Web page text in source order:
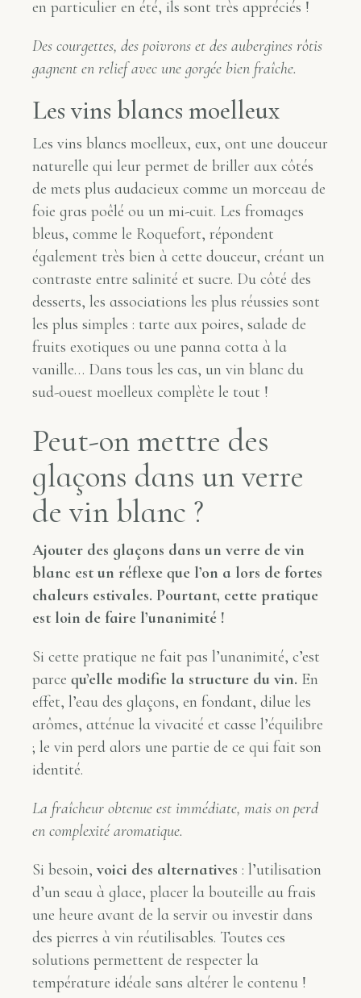
en particulier en été, ils sont très appréciés !
Des courgettes, des poivrons et des aubergines rôtis
gagnent en relief avec une gorgée bien fraîche.
Les vins blancs moelleux
Les vins blancs moelleux, eux, ont une douceur
naturelle qui leur permet de briller aux côtés
de mets plus audacieux comme un morceau de
foie gras poêlé ou un mi-cuit. Les fromages
bleus, comme le Roquefort, répondent
également très bien à cette douceur, créant un
contraste entre salinité et sucre. Du côté des
desserts, les associations les plus réussies sont
les plus simples : tarte aux poires, salade de
fruits exotiques ou une panna cotta à la
vanille… Dans tous les cas, un vin blanc du
sud-ouest moelleux complète le tout !
Peut-on mettre des
glaçons dans un verre
de vin blanc ?
Ajouter des glaçons dans un verre de vin
blanc est un réflexe que l’on a lors de fortes
chaleurs estivales. Pourtant, cette pratique
est loin de faire l’unanimité !
Si cette pratique ne fait pas l’unanimité, c’est
parce qu’elle modifie la structure du vin. En
effet, l’eau des glaçons, en fondant, dilue les
arômes, atténue la vivacité et casse l’équilibre
; le vin perd alors une partie de ce qui fait son
identité.
La fraîcheur obtenue est immédiate, mais on perd
en complexité aromatique.
Si besoin, voici des alternatives : l’utilisation
d’un seau à glace, placer la bouteille au frais
une heure avant de la servir ou investir dans
des pierres à vin réutilisables. Toutes ces
solutions permettent de respecter la
température idéale sans altérer le contenu !